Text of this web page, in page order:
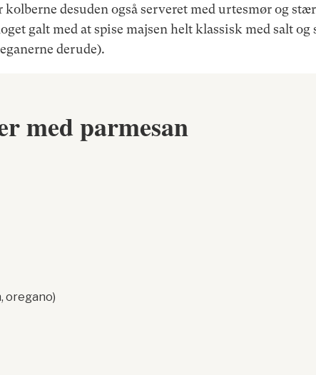
desuden også serveret med urtesmør og
galt med at spise majsen helt klassisk med salt og
derude).
med parmesan
oregano)